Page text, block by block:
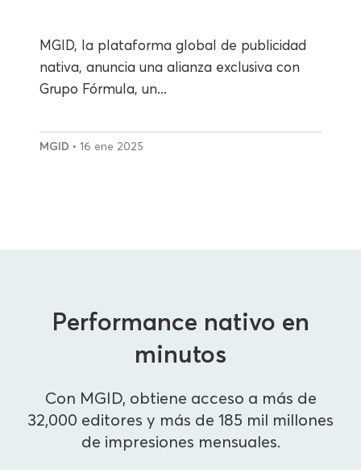
MGID, la plataforma global de publicidad
nativa, anuncia una alianza exclusiva con
Grupo Fórmula, un...
MGID • 16 ene 2025
Performance nativo en
minutos
Con MGID, obtiene acceso a más de
32,000 editores y más de 185 mil millones
de impresiones mensuales.